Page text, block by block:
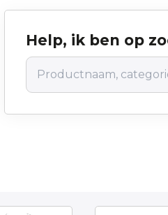
Help, ik ben op